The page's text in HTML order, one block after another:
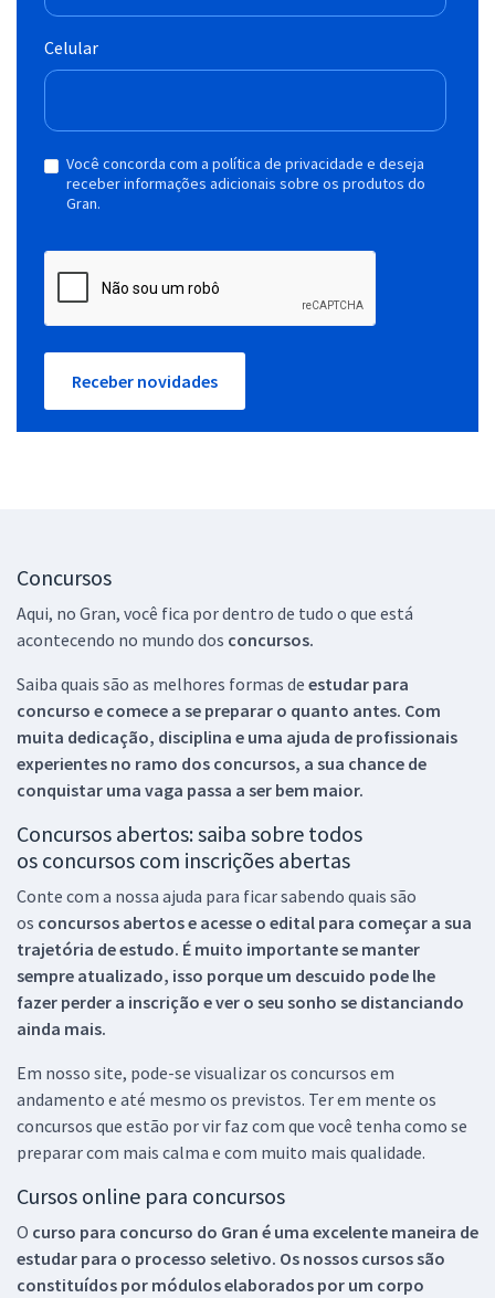
Celular
Você concorda com a política de privacidade e deseja
receber informações adicionais sobre os produtos do
Gran.
Receber novidades
Concursos
Aqui, no Gran, você fica por dentro de tudo o que está
acontecendo no mundo dos concursos.
Saiba quais são as melhores formas de estudar para
concurso e comece a se preparar o quanto antes. Com
muita dedicação, disciplina e uma ajuda de profissionais
experientes no ramo dos concursos, a sua chance de
conquistar uma vaga passa a ser bem maior.
Concursos abertos: saiba sobre todos
os concursos com inscrições abertas
Conte com a nossa ajuda para ficar sabendo quais são
os concursos abertos e acesse o edital para começar a sua
trajetória de estudo. É muito importante se manter
sempre atualizado, isso porque um descuido pode lhe
fazer perder a inscrição e ver o seu sonho se distanciando
ainda mais.
Em nosso site, pode-se visualizar os concursos em
andamento e até mesmo os previstos. Ter em mente os
concursos que estão por vir faz com que você tenha como se
preparar com mais calma e com muito mais qualidade.
Cursos online para concursos
O curso para concurso do Gran é uma excelente maneira de
estudar para o processo seletivo. Os nossos cursos são
constituídos por módulos elaborados por um corpo